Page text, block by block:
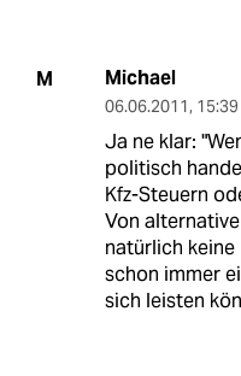
M Michael
06.06.2011,
Ja ne klar:
politisch
Kfz-Steuern
Von
natürlich keine
schon immer
sich leisten